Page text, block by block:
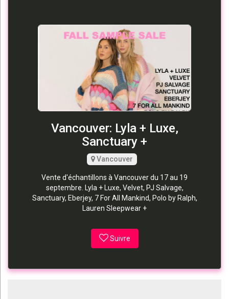
Vancouver: Lyla + Luxe,
Sanctuary +
Vancouver
Vente d'échantillons à Vancouver du 17 au 19
septembre. Lyla + Luxe, Velvet, PJ Salvage,
Sanctuary, Eberjey, 7 For All Mankind, Polo by Ralph,
Lauren Sleepwear +
Suivre